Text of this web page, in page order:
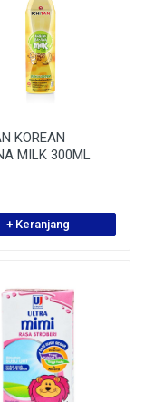
KOREAN
MILK 300ML
+ Keranjang